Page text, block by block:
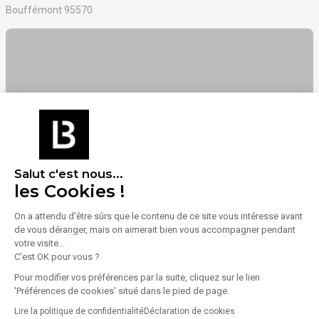
Salut c'est nous...
les Cookies !
On a attendu d'être sûrs que le contenu de ce site vous intéresse avant
de vous déranger, mais on aimerait bien vous accompagner pendant
votre visite...
C'est OK pour vous ?
Pour modifier vos préférences par la suite, cliquez sur le lien
'Préférences de cookies' situé dans le pied de page.
Lire la politique de confidentialitéDéclaration de cookies
- Mur en pierre
- Accès 24h/24h
Bouffémont 95570